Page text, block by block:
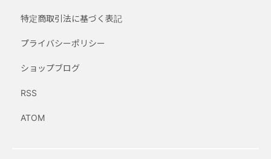
特定商取引法に基づく表記
プライバシーポリシー
ショップブログ
RSS
ATOM